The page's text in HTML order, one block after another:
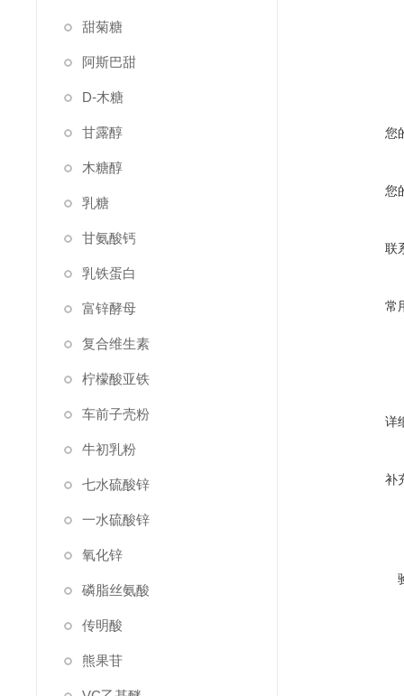
甜菊糖
阿斯巴甜
D-木糖
甘露醇
木糖醇
乳糖
甘氨酸钙
乳铁蛋白
富锌酵母
复合维生素
柠檬酸亚铁
车前子壳粉
牛初乳粉
七水硫酸锌
一水硫酸锌
氧化锌
磷脂丝氨酸
传明酸
熊果苷
您
您
联
常
详
补